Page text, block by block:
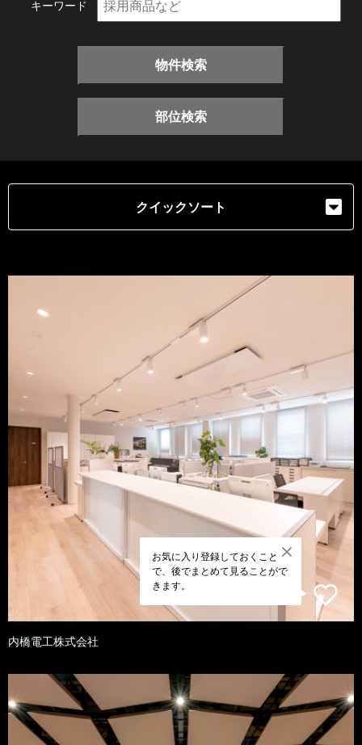
キーワード
物件検索
部位検索
クイックソート
お気に入り登録しておくこと
で、後でまとめて見ることがで
きます。
内橋電工株式会社